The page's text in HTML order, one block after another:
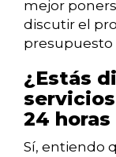
mejor
discutir el
presupuesto
¿Estás
24
Sí, entiendo